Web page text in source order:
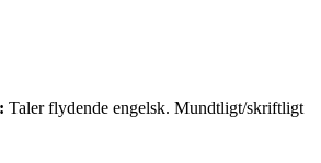
Taler flydende engelsk. Mundtligt/skriftligt